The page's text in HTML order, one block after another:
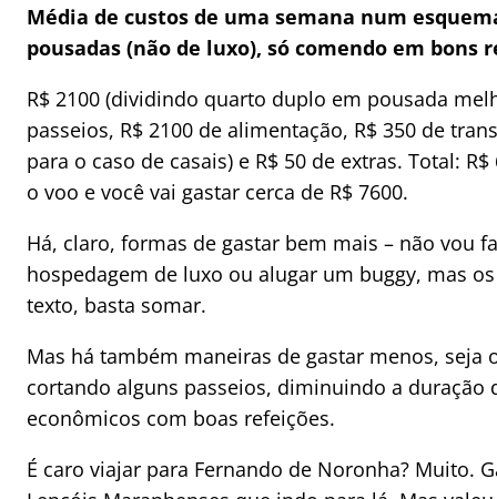
Média de custos de uma semana num
pousadas (não de luxo), só comendo em
R$ 2100 (dividindo quarto duplo em pousada
passeios, R$ 2100 de alimentação, R$ 350 de
para o caso de casais) e R$ 50 de extras. Total:
o voo e você vai gastar cerca de R$ 7600.
Há, claro, formas de gastar bem mais – não vou
hospedagem de luxo ou alugar um buggy, mas
texto, basta somar.
Mas há também maneiras de gastar menos, seja
cortando alguns passeios, diminuindo a
econômicos com boas refeições.
É caro viajar para Fernando de Noronha? Muito.